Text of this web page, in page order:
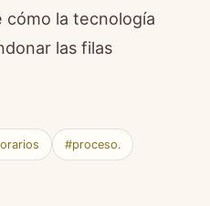
cómo la tecnología
las filas
#proceso.